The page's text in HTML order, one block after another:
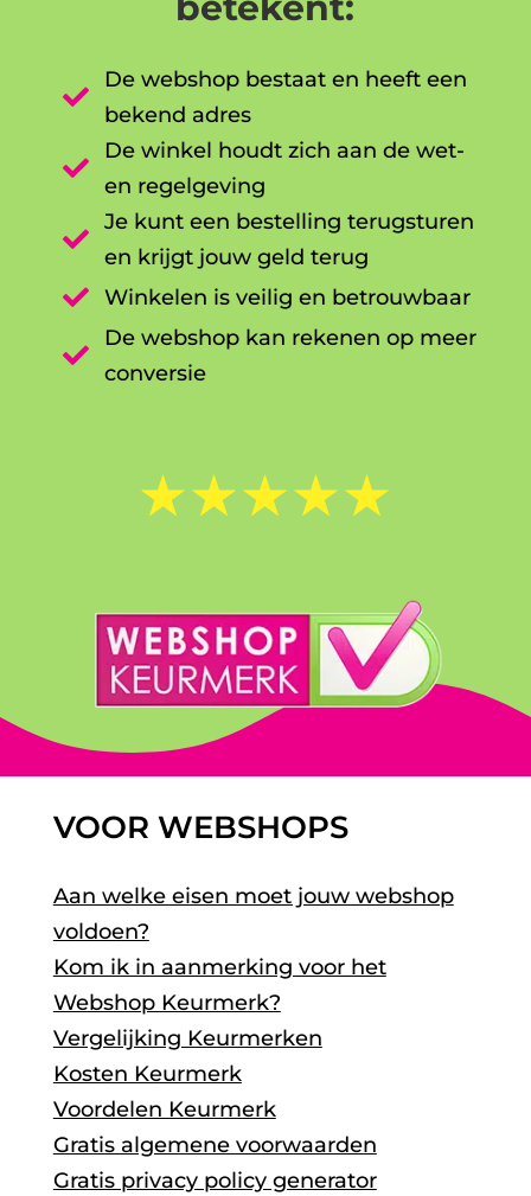

De webshop bestaat en heeft een
bekend adres

De winkel houdt zich aan de wet-
en regelgeving

Je kunt een bestelling terugsturen
en krijgt jouw geld terug

Winkelen is veilig en betrouwbaar

De webshop kan rekenen op meer
conversie
☆☆☆☆☆
VOOR WEBSHOPS
Aan welke eisen moet jouw webshop
voldoen?
Kom ik in aanmerking voor het
Webshop Keurmerk?
Vergelijking Keurmerken
Kosten Keurmerk
Voordelen Keurmerk
Gratis algemene voorwaarden
Gratis privacy policy generator